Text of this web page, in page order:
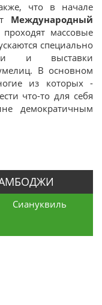
что в начале
Международный
массовые
специально
и выставки
В основном
из которых -
что-то для себя
демократичным
Сиануквиль